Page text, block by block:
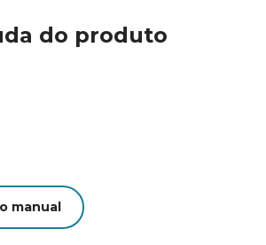
do produto
manual